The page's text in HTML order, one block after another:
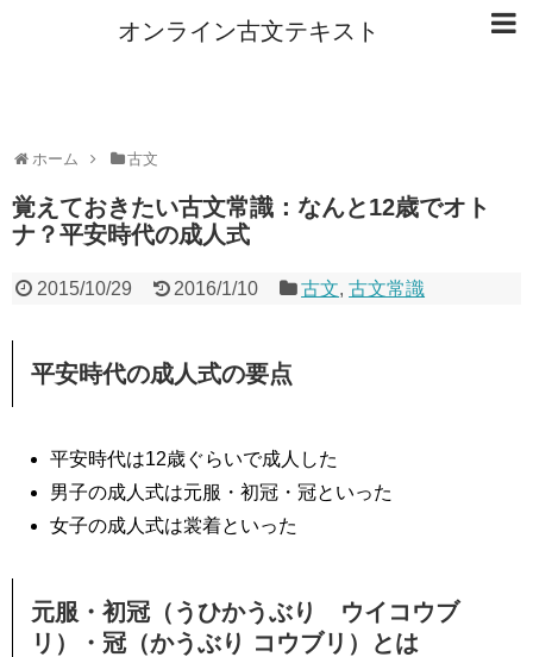
オンライン古文テキスト
ホーム 古文
覚えておきたい古文常識：なんと12歳でオト
ナ？平安時代の成人式
2015/10/29 2016/1/10 古文,古文常識
平安時代の成人式の要点
平安時代は12歳ぐらいで成人した
男子の成人式は元服・初冠・冠といった
女子の成人式は裳着といった
元服・初冠（うひかうぶり ウイコウブ
リ）・冠（かうぶり コウブリ）とは